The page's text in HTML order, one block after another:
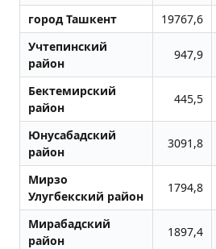
город Ташкент 19767,6
Учтепинский
район
947,9
Бектемирский
район
445,5
Юнусабадский
район
3091,8
Мирзо
Улугбекский район
1794,8
Мирабадский
район
1897,4